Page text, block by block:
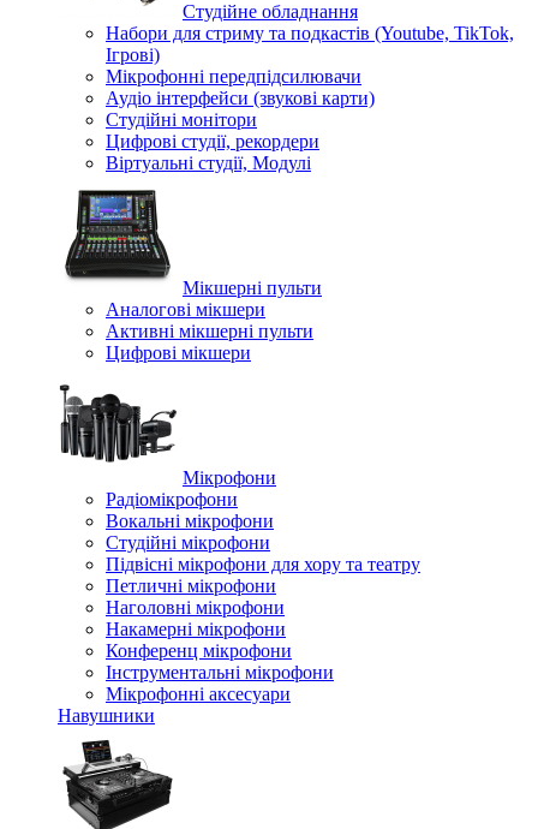
Студійне обладнання
Набори для стриму та подкастів (Youtube, TikTok,
Ігрові)
Мікрофонні передпідсилювачи
Аудіо інтерфейси (звукові карти)
Студійні монітори
Цифрові студії, рекордери
Віртуальні студії, Модулі
Мікшерні пульти
Аналогові мікшери
Активні мікшерні пульти
Цифрові мікшери
Мікрофони
Радіомікрофони
Вокальні мікрофони
Студійні мікрофони
Підвісні мікрофони для хору та театру
Петличні мікрофони
Наголовні мікрофони
Накамерні мікрофони
Конференц мікрофони
Iнструментальні мікрофони
Мікрофонні аксесуари
Навушники